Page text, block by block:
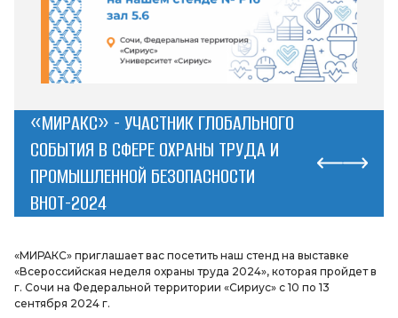
«МИРАКС» - УЧАСТНИК ГЛОБАЛЬНОГО
СОБЫТИЯ В СФЕРЕ ОХРАНЫ ТРУДА И
ПРОМЫШЛЕННОЙ БЕЗОПАСНОСТИ
ВНОТ-2024
«МИРАКС» приглашает вас посетить наш стенд на выставке
«Всероссийская неделя охраны труда 2024», которая пройдет в
г. Сочи на Федеральной территории «Сириус» с 10 по 13
сентября 2024 г.